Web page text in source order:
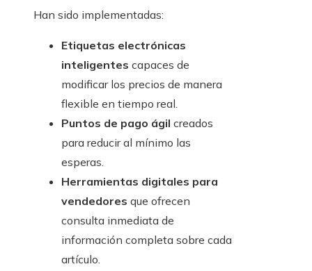
Han sido implementadas:
Etiquetas electrónicas
inteligentes capaces de
modificar los precios de manera
flexible en tiempo real.
Puntos de pago ágil creados
para reducir al mínimo las
esperas.
Herramientas digitales para
vendedores que ofrecen
consulta inmediata de
información completa sobre cada
artículo.